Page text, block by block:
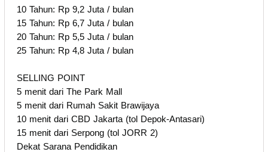
10 Tahun: Rp 9,2 Juta / bulan
15 Tahun: Rp 6,7 Juta / bulan
20 Tahun: Rp 5,5 Juta / bulan
25 Tahun: Rp 4,8 Juta / bulan
SELLING POINT
5 menit dari The Park Mall
5 menit dari Rumah Sakit Brawijaya
10 menit dari CBD Jakarta (tol Depok-Antasari)
15 menit dari Serpong (tol JORR 2)
Dekat Sarana Pendidikan